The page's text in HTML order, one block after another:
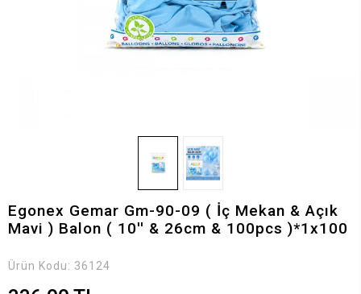
Egonex Gemar Gm-90-09 ( İç Mekan & Açık
Mavi ) Balon ( 10'' & 26cm & 100pcs )*1x100
Ürün Kodu: 36124